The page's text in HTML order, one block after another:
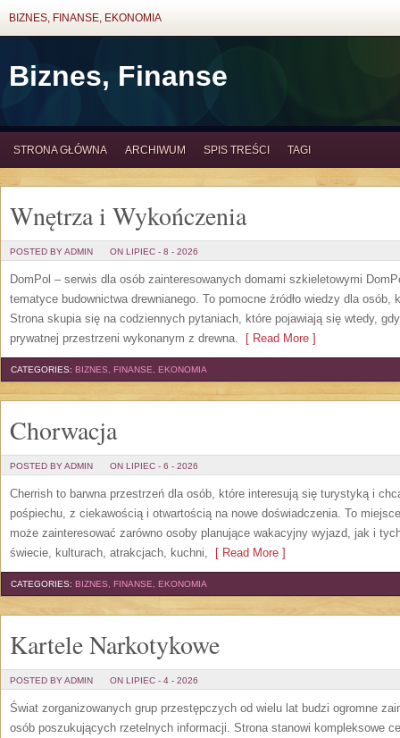
BIZNES, FINANSE, EKONOMIA
Biznes, Finanse
STRONA GŁÓWNA ARCHIWUM SPIS TREŚCI TAGI
Wnętrza i Wykończenia
POSTED BY ADMIN ON LIPIEC - 8 - 2026
DomPol – serwis dla osób zainteresowanych domami szkieletowymi
tematyce budownictwa drewnianego. To pomocne źródło wiedzy dla
Strona skupia się na codziennych pytaniach, które pojawiają się wtedy,
prywatnej przestrzeni wykonanym z drewna. [ Read More ]
CATEGORIES: BIZNES, FINANSE, EKONOMIA
Chorwacja
POSTED BY ADMIN ON LIPIEC - 6 - 2026
Cherrish to barwna przestrzeń dla osób, które interesują się turystyką i
pośpiechu, z ciekawością i otwartością na nowe doświadczenia. To
może zainteresować zarówno osoby planujące wakacyjny wyjazd, jak i
świecie, kulturach, atrakcjach, kuchni, [ Read More ]
CATEGORIES: BIZNES, FINANSE, EKONOMIA
Kartele Narkotykowe
POSTED BY ADMIN ON LIPIEC - 4 - 2026
Świat zorganizowanych grup przestępczych od wielu lat budzi ogromne
osób poszukujących rzetelnych informacji. Strona stanowi kompleksowe